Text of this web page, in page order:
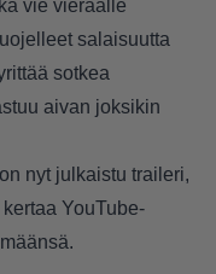
vie vieraalle
salaisuutta
sotkea
aivan joksikin
nyt julkaistu traileri,
YouTube-